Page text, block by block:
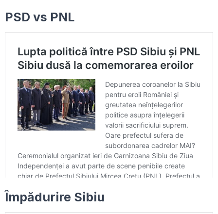
PSD vs PNL
Împădurire Sibiu